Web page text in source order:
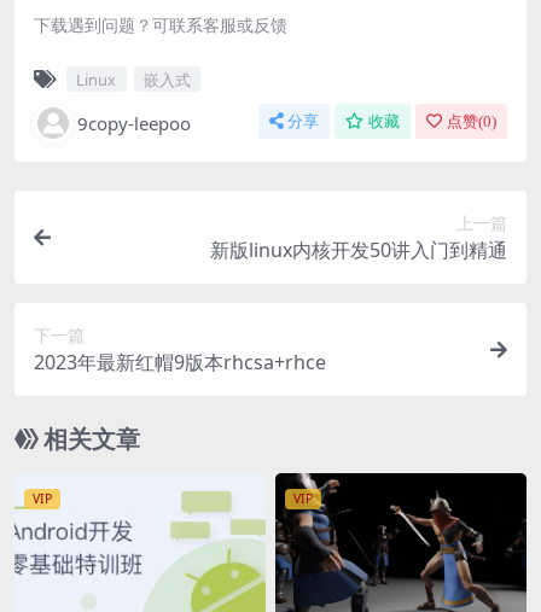
下载遇到问题？可联系客服或反馈
Linux 嵌入式
9copy-leepoo 分享 收藏 点赞(0)
上一篇
新版linux内核开发50讲入门到精通
下一篇
2023年最新红帽9版本rhcsa+rhce
相关文章
VIP VIP